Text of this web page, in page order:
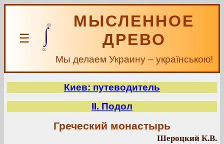
☰
МЫСЛЕННОЕ
ДРЕВО
Мы делаем Украину – українською!
Киев: путеводитель
II. Подол
Греческий монастырь
Шероцкий К.В.